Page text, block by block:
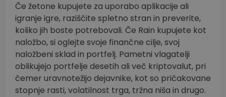
Če žetone kupujete za uporabo aplikacije ali
igranje igre, raziščite spletno stran in preverite,
koliko jih boste potrebovali. Če Rain kupujete kot
naložbo, si oglejte svoje finančne cilje, svoj
naložbeni sklad in portfelj. Pametni vlagatelji
oblikujejo portfelje desetih ali več kriptovalut, pri
čemer uravnotežijo dejavnike, kot so pričakovane
stopnje rasti, volatilnost trga, tržna niša in drugo.